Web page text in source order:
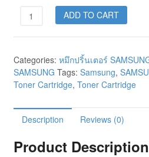
ADD TO CART
Categories: หมึกปริ้นเตอร์
SAMSUNG Tags: Samsung,
Toner Cartridge, Toner Cartridge
Description Reviews (0)
Product Description